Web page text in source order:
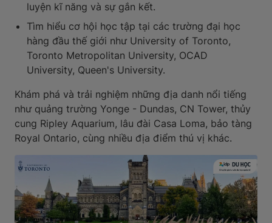
luyện kĩ năng và sự gắn kết.
Tìm hiểu cơ hội học tập tại các trường đại học
hàng đầu thế giới như University of Toronto,
Toronto Metropolitan University, OCAD
University, Queen's University.
Khám phá và trải nghiệm những địa danh nổi tiếng
như quảng trường Yonge - Dundas, CN Tower, thủy
cung Ripley Aquarium, lâu đài Casa Loma, bảo tàng
Royal Ontario, cùng nhiều địa điểm thú vị khác.